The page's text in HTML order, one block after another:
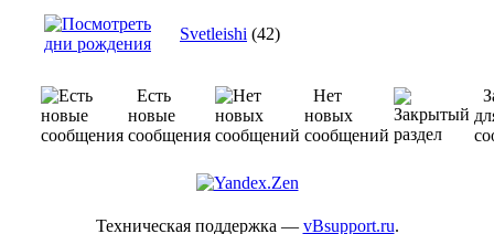
Svetleishi (42)
Есть
новые
сообщения
Нет
новых
сообщений
Техническая поддержка — vBsupport.ru.